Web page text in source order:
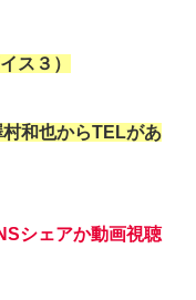
ス３）
村和也からTELがあ
シェアか動画視聴